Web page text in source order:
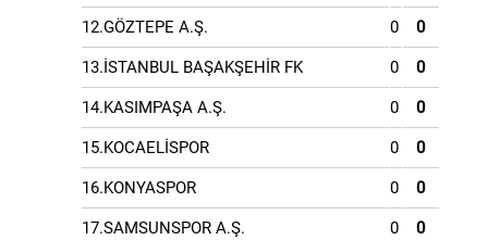
12.GÖZTEPE A.Ş. 0 0
13.İSTANBUL BAŞAKŞEHİR FK 0 0
14.KASIMPAŞA A.Ş. 0 0
15.KOCAELİSPOR 0 0
16.KONYASPOR 0 0
17.SAMSUNSPOR A.Ş. 0 0